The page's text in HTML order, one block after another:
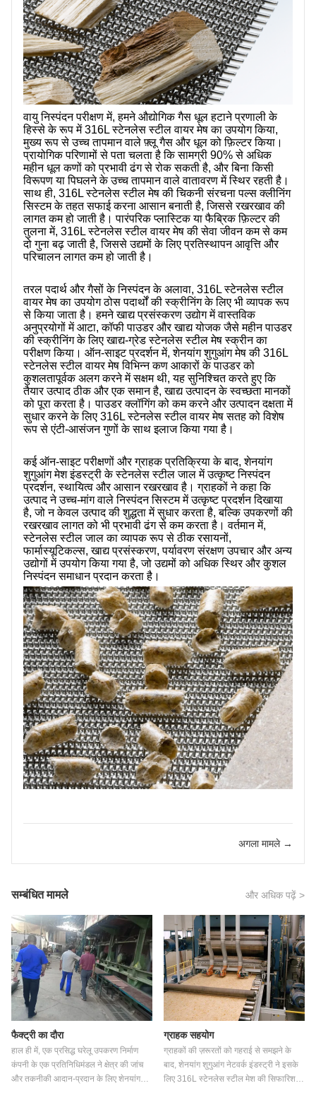
वायु निस्पंदन परीक्षण में, हमने औद्योगिक गैस धूल हटाने प्रणाली के
हिस्से के रूप में 316L स्टेनलेस स्टील वायर मेष का उपयोग किया,
मुख्य रूप से उच्च तापमान वाले फ़्लू गैस और धूल को फ़िल्टर किया।
प्रायोगिक परिणामों से पता चलता है कि सामग्री 90% से अधिक
महीन धूल कणों को प्रभावी ढंग से रोक सकती है, और बिना किसी
विरूपण या पिघलने के उच्च तापमान वाले वातावरण में स्थिर रहती है।
साथ ही, 316L स्टेनलेस स्टील मेष की चिकनी संरचना पल्स क्लीनिंग
सिस्टम के तहत सफाई करना आसान बनाती है, जिससे रखरखाव की
लागत कम हो जाती है। पारंपरिक प्लास्टिक या फैब्रिक फ़िल्टर की
तुलना में, 316L स्टेनलेस स्टील वायर मेष की सेवा जीवन कम से कम
दो गुना बढ़ जाती है, जिससे उद्यमों के लिए प्रतिस्थापन आवृत्ति और
परिचालन लागत कम हो जाती है।
तरल पदार्थ और गैसों के निस्पंदन के अलावा, 316L स्टेनलेस स्टील
वायर मेष का उपयोग ठोस पदार्थों की स्क्रीनिंग के लिए भी व्यापक रूप
से किया जाता है। हमने खाद्य प्रसंस्करण उद्योग में वास्तविक
अनुप्रयोगों में आटा, कॉफी पाउडर और खाद्य योजक जैसे महीन पाउडर
की स्क्रीनिंग के लिए खाद्य-ग्रेड स्टेनलेस स्टील मेष स्क्रीन का
परीक्षण किया। ऑन-साइट प्रदर्शन में, शेनयांग शुगुआंग मेष की 316L
स्टेनलेस स्टील वायर मेष विभिन्न कण आकारों के पाउडर को
कुशलतापूर्वक अलग करने में सक्षम थी, यह सुनिश्चित करते हुए कि
तैयार उत्पाद ठीक और एक समान है, खाद्य उत्पादन के स्वच्छता मानकों
को पूरा करता है। पाउडर क्लॉगिंग को कम करने और उत्पादन दक्षता में
सुधार करने के लिए 316L स्टेनलेस स्टील वायर मेष सतह को विशेष
रूप से एंटी-आसंजन गुणों के साथ इलाज किया गया है।
कई ऑन-साइट परीक्षणों और ग्राहक प्रतिक्रिया के बाद, शेनयांग
शुगुआंग मेश इंडस्ट्री के स्टेनलेस स्टील जाल में उत्कृष्ट निस्पंदन
प्रदर्शन, स्थायित्व और आसान रखरखाव है। ग्राहकों ने कहा कि
उत्पाद ने उच्च-मांग वाले निस्पंदन सिस्टम में उत्कृष्ट प्रदर्शन दिखाया
है, जो न केवल उत्पाद की शुद्धता में सुधार करता है, बल्कि उपकरणों की
रखरखाव लागत को भी प्रभावी ढंग से कम करता है। वर्तमान में,
स्टेनलेस स्टील जाल का व्यापक रूप से ठीक रसायनों,
फार्मास्यूटिकल्स, खाद्य प्रसंस्करण, पर्यावरण संरक्षण उपचार और अन्य
उद्योगों में उपयोग किया गया है, जो उद्यमों को अधिक स्थिर और कुशल
निस्पंदन समाधान प्रदान करता है।
अगला मामले →
सम्बंधित मामले और अधिक पढ़ें >
फैक्ट्री का दौरा
हाल ही में, एक प्रसिद्ध घरेलू उपकरण निर्माण
कंपनी के एक प्रतिनिधिमंडल ने क्षेत्र की जांच
और तकनीकी आदान-प्रदान के लिए शेनयांग
ग्राहक सहयोग
ग्राहकों की ज़रूरतों को गहराई से समझने के
बाद, शेनयांग शुगुआंग नेटवर्क इंडस्ट्री ने इसके
लिए 316L स्टेनलेस स्टील मेश की सिफारिश